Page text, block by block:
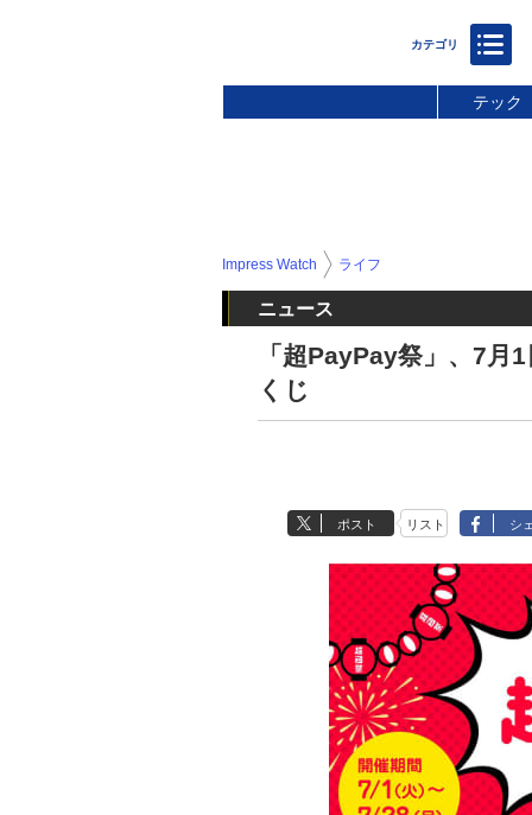
テック
Impress Watch ライフ
ニュース
「超PayPay祭」、7
くじ
ポスト リスト シ